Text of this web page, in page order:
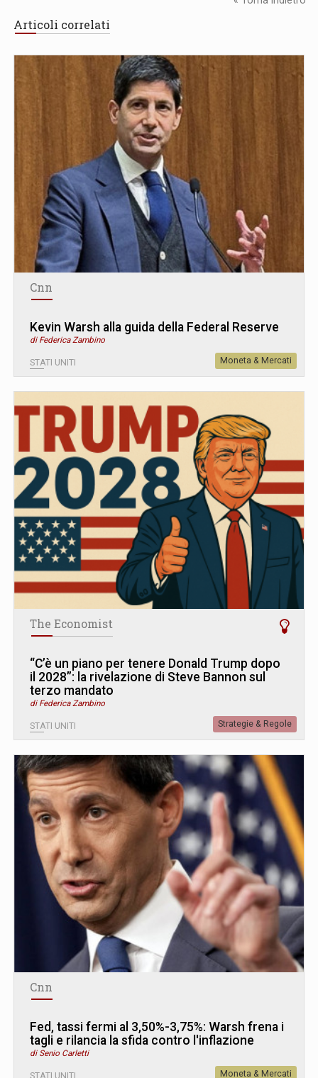
Articoli correlati
Cnn
Kevin Warsh alla guida della Federal Reserve
di Federica Zambino
STATI UNITI Moneta & Mercati
The Economist
“C’è un piano per tenere Donald Trump dopo
il 2028”: la rivelazione di Steve Bannon sul
terzo mandato
di Federica Zambino
STATI UNITI Strategie & Regole
Cnn
Fed, tassi fermi al 3,50%-3,75%: Warsh frena i
tagli e rilancia la sfida contro l'inflazione
di Senio Carletti
STATI UNITI Moneta & Mercati